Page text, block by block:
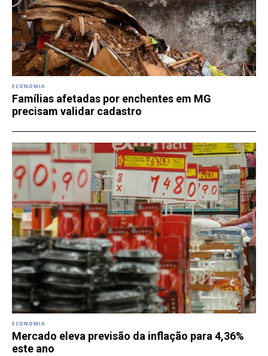
ECONOMIA
Famílias afetadas por enchentes em MG
precisam validar cadastro
ECONOMIA
Mercado eleva previsão da inflação para 4,36%
este ano